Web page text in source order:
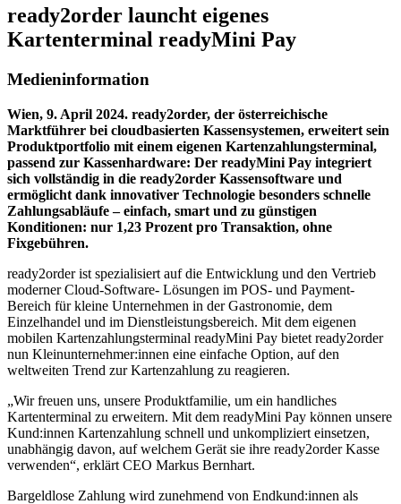
ready2order launcht eigenes
Kartenterminal readyMini Pay
Medieninformation
Wien, 9. April 2024. ready2order, der österreichische
Marktführer bei cloudbasierten Kassensystemen, erweitert sein
Produktportfolio mit einem eigenen Kartenzahlungsterminal,
passend zur Kassenhardware: Der readyMini Pay integriert
sich vollständig in die ready2order Kassensoftware und
ermöglicht dank innovativer Technologie besonders schnelle
Zahlungsabläufe – einfach, smart und zu günstigen
Konditionen: nur 1,23 Prozent pro Transaktion, ohne
Fixgebühren.
ready2order ist spezialisiert auf die Entwicklung und den Vertrieb
moderner Cloud-Software- Lösungen im POS- und Payment-
Bereich für kleine Unternehmen in der Gastronomie, dem
Einzelhandel und im Dienstleistungsbereich. Mit dem eigenen
mobilen Kartenzahlungsterminal readyMini Pay bietet ready2order
nun Kleinunternehmer:innen eine einfache Option, auf den
weltweiten Trend zur Kartenzahlung zu reagieren.
„Wir freuen uns, unsere Produktfamilie, um ein handliches
Kartenterminal zu erweitern. Mit dem readyMini Pay können unsere
Kund:innen Kartenzahlung schnell und unkompliziert einsetzen,
unabhängig davon, auf welchem Gerät sie ihre ready2order Kasse
verwenden“, erklärt CEO Markus Bernhart.
Bargeldlose Zahlung wird zunehmend von Endkund:innen als